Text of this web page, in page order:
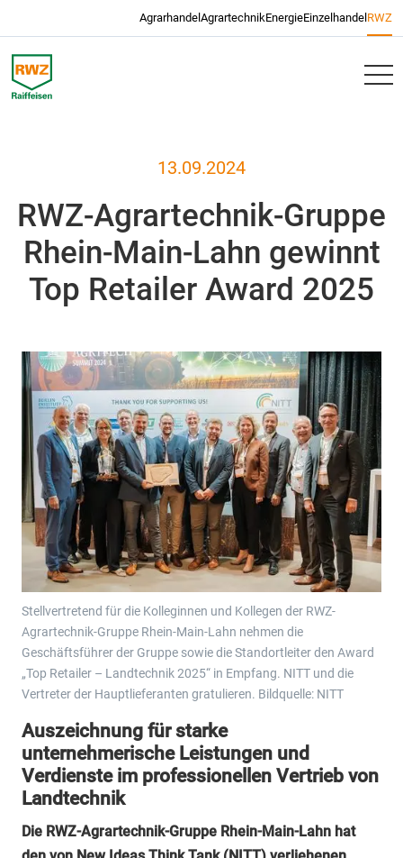
Navigation überspringen
RWZ
Agrarhandel AgrartechnikEnergieEinzelhandel RWZ
13.09.2024
RWZ-Agrartechnik-Gruppe
Rhein-Main-Lahn gewinnt
Top Retailer Award 2025
Stellvertretend für die Kolleginnen und Kollegen der RWZ-
Agrartechnik-Gruppe Rhein-Main-Lahn nehmen die
Geschäftsführer der Gruppe sowie die Standortleiter den Award
„Top Retailer – Landtechnik 2025“ in Empfang. NITT und die
Vertreter der Hauptlieferanten gratulieren. Bildquelle: NITT
Auszeichnung für starke
unternehmerische Leistungen und
Verdienste im professionellen Vertrieb von
Landtechnik
Die RWZ-Agrartechnik-Gruppe Rhein-Main-Lahn hat